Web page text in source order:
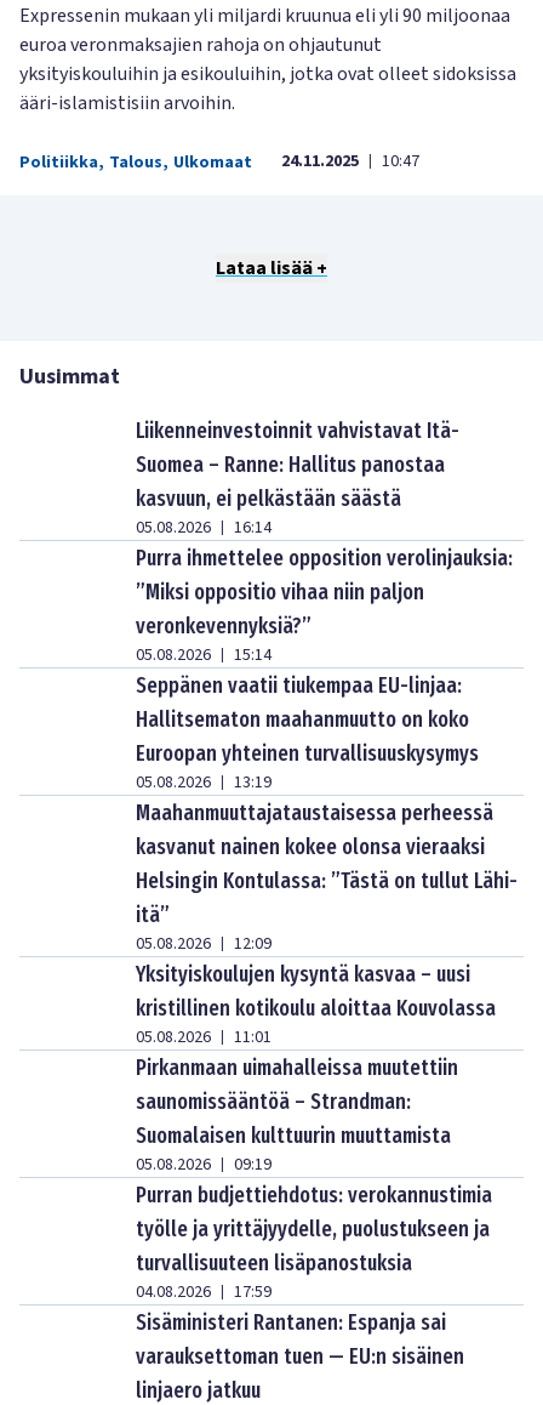
Expressenin mukaan yli miljardi kruunua eli yli 90 miljoonaa
euroa veronmaksajien rahoja on ohjautunut
yksityiskouluihin ja esikouluihin, jotka ovat olleet sidoksissa
ääri-islamistisiin arvoihin.
Politiikka, Talous, Ulkomaat 24.11.2025 | 10:47
Lataa lisää +
Uusimmat
Liikenneinvestoinnit vahvistavat Itä-
Suomea – Ranne: Hallitus panostaa
kasvuun, ei pelkästään säästä
05.08.2026 | 16:14
Purra ihmettelee opposition verolinjauksia:
”Miksi oppositio vihaa niin paljon
veronkevennyksiä?”
05.08.2026 | 15:14
Seppänen vaatii tiukempaa EU-linjaa:
Hallitsematon maahanmuutto on koko
Euroopan yhteinen turvallisuuskysymys
05.08.2026 | 13:19
Maahanmuuttajataustaisessa perheessä
kasvanut nainen kokee olonsa vieraaksi
Helsingin Kontulassa: ”Tästä on tullut Lähi-
itä”
05.08.2026 | 12:09
Yksityiskoulujen kysyntä kasvaa – uusi
kristillinen kotikoulu aloittaa Kouvolassa
05.08.2026 | 11:01
Pirkanmaan uimahalleissa muutettiin
saunomissääntöä – Strandman:
Suomalaisen kulttuurin muuttamista
05.08.2026 | 09:19
Purran budjettiehdotus: verokannustimia
työlle ja yrittäjyydelle, puolustukseen ja
turvallisuuteen lisäpanostuksia
04.08.2026 | 17:59
Sisäministeri Rantanen: Espanja sai
varauksettoman tuen — EU:n sisäinen
linjaero jatkuu